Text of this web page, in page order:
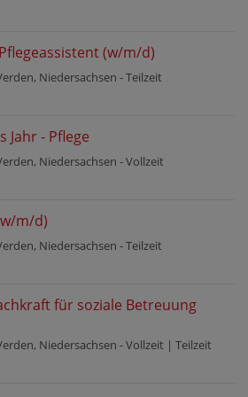
(w/m/d)
Niedersachsen -Teilzeit
Jahr - Pflege
Niedersachsen -Vollzeit
m/d)
Niedersachsen -Teilzeit
für soziale Betreuung
Niedersachsen -Vollzeit | Teilzeit